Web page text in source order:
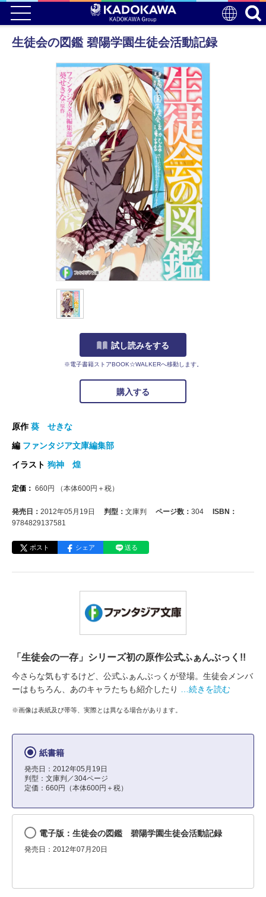
生徒会の図鑑 碧陽学園生徒会活動記録
試し読みをする
※電子書籍ストアBOOK☆WALKERへ移動します。
購入する
原作葵 せきな
編 ファンタジア文庫編集部
イラスト 狗神 煌
定価： 660円 （本体600円＋税）
発売日： 2012年05月19日 判型： 文庫判 ページ数： 304
ISBN：
9784829137581
ポスト シェア 送る
「生徒会の一存」シリーズ初の原作公式ふぁんぶっく!!
今さらな気もするけど、公式ふぁんぶっくが登場。生徒会メンバ
ーはもちろん、あのキャラたちも紹介したり
…続きを読む
※画像は表紙及び帯等、実際とは異なる場合があります。
紙書籍
発売日：2012年05月19日
判型：文庫判／304ページ
定価：660円（本体600円＋税）
電子版：生徒会の図鑑 碧陽学園生徒会活動記録
発売日：2012年07月20日